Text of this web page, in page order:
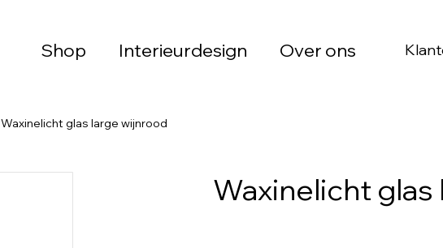
Shop Interieurdesign Over ons
Waxinelicht glas large wijnrood
Waxinelicht